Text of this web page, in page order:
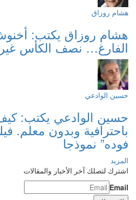
هشام روزاق
هشام روزاق يكتب:
الفارغ… نصف الكأس غير
حسين الوادعي
حسين الوادعي يكتب:
باحترافية وبدون معلم.
فوده” نموذجا
المزيد
اشترك لتصلك آخر الأخبار والمقالات
Email